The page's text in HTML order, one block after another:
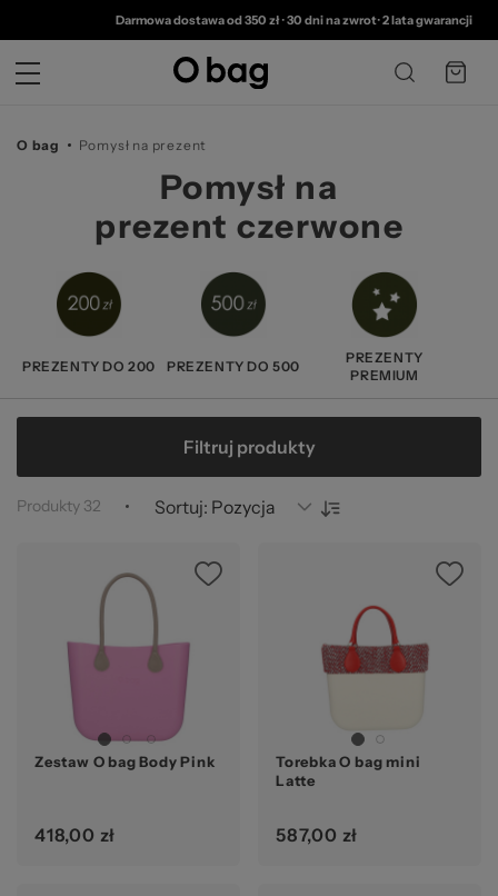
©
Darmowa dostawa od 350 zł•30 dni na zwrot•2 lata gwarancji
O bag Pomysł na prezent
Pomysł na
prezent czerwone
PREZENTY DO 200 PREZENTY DO 500
PREZENTY
PREMIUM
Produkty 32 Sortuj:
Filtruj produkty
Zestaw O bag Body Pink
418,00 zł
Torebka O bag mini
Latte
587,00 zł